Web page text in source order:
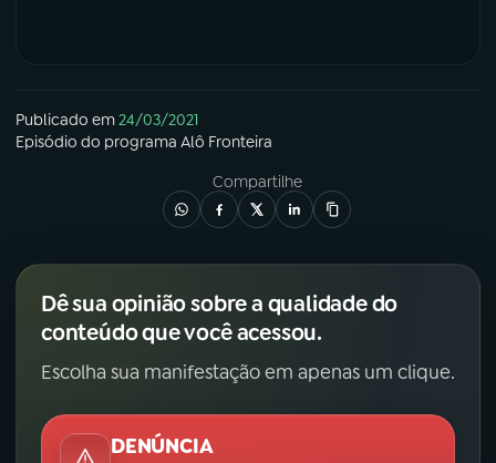
Publicado em24/03/2021
Episódio do programa Alô Fronteira
Compartilhe
Dê sua opinião sobre a qualidade do
conteúdo que você acessou.
Escolha sua manifestação em apenas um clique.
DENÚNCIA